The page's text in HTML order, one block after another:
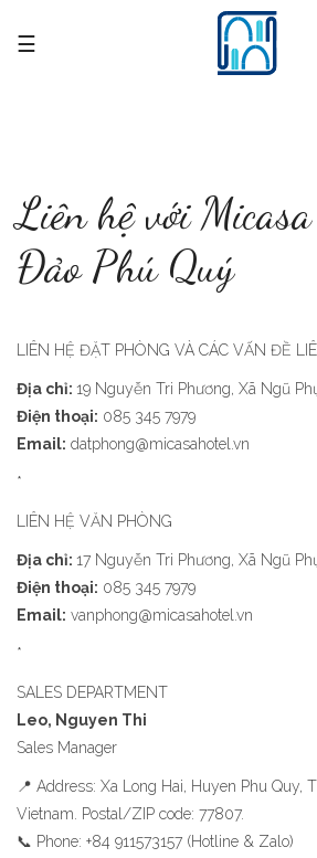
Liên hệ với
Đảo Phú Quý
LIÊN HỆ ĐẶT PHÒNG VÀ CÁC VẤN ĐỀ
Địa chỉ: 19 Nguyễn Tri Phương, Xã Ngũ
Điện thoại: 085 345 7979
Email: datphong@micasahotel.vn
*
LIÊN HỆ VĂN PHÒNG
Địa chỉ: 17 Nguyễn Tri Phương, Xã Ngũ
Điện thoại: 085 345 7979
Email: vanphong@micasahotel.vn
*
SALES DEPARTMENT
Leo, Nguyen Thi
Sales Manager
📍 Address: Xa Long Hai, Huyen Phu Quy,
Vietnam. Postal/ZIP code: 77807.
📞 Phone: +84 911573157 (Hotline & Zalo)